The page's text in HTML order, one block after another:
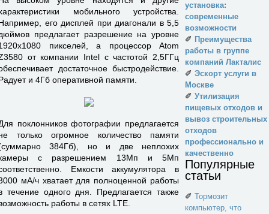
мобильного устройства.
его дисплей при диагонали в 5,5
предлагает разрешение на уровне
пикселей, а процессор Atom
от компании Intel с частотой 2,5ГГц
достаточное быстродействие.
и 4Гб оперативной памяти.
поклонников фотографии предлагается
только огромное количество памяти
384Гб), но и две неплохих
с разрешением 13Мп и 5Мп
Емкости аккумулятора в
мА/ч хватает для полноценной работы
течение одного дня. Предлагается также
работы в сетях LTE.
установка:
современные
возможности
✐ Преимущества
работы в группе
компаний Лакталис
✐ Эскорт услуги в
Москве
✐ Утилизация
пищевых отходов и
вывоз строительных
отходов
профессионально и
качественно
Популярные
статьи
✐ Тормозит
компьютер, что